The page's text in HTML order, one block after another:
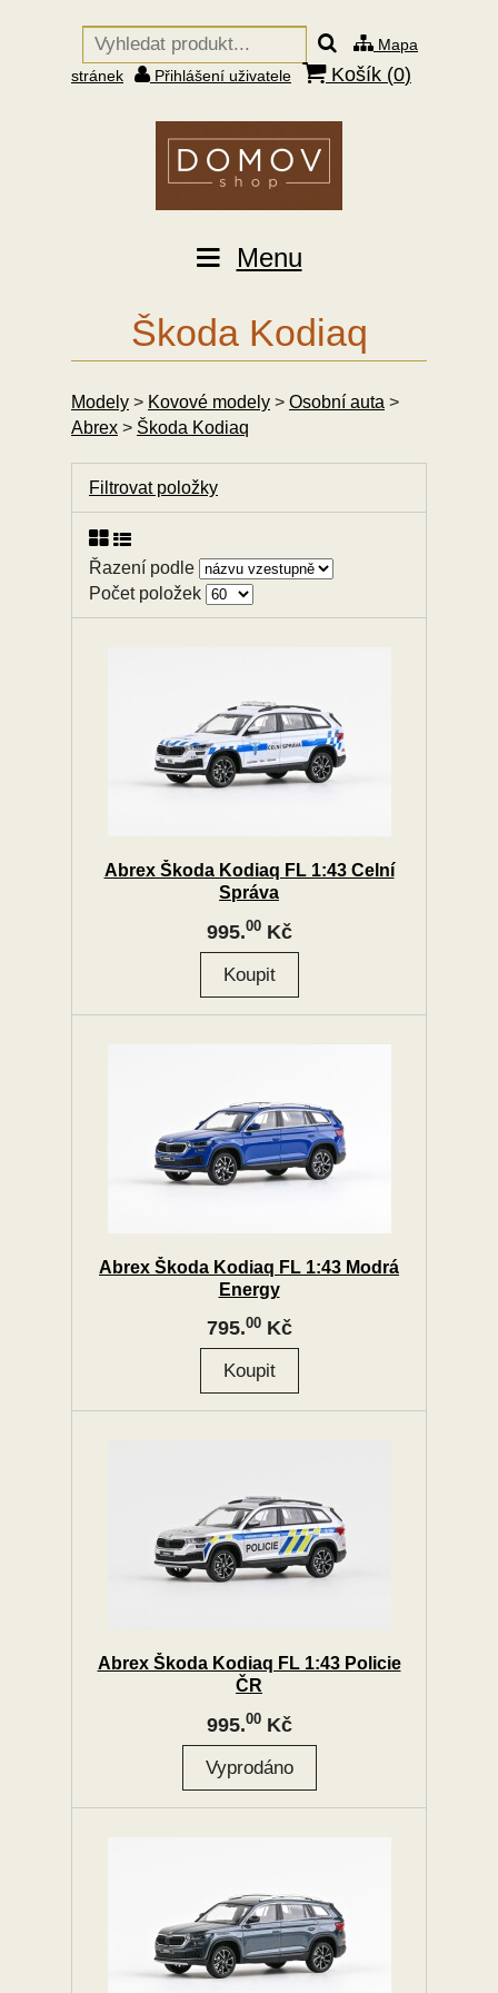
Mapa
stránek
Přihlášení uživatele Košík (0)
Menu
Škoda Kodiaq
Modely > Kovové modely > Osobní auta >
Abrex > Škoda Kodiaq
Filtrovat položky
Řazení podle
Počet položek
Abrex Škoda Kodiaq FL 1:43 Celní
Správa
995.00Kč
Abrex Škoda Kodiaq FL 1:43 Modrá
Energy
795.00Kč
Abrex Škoda Kodiaq FL 1:43 Policie
ČR
995.00Kč